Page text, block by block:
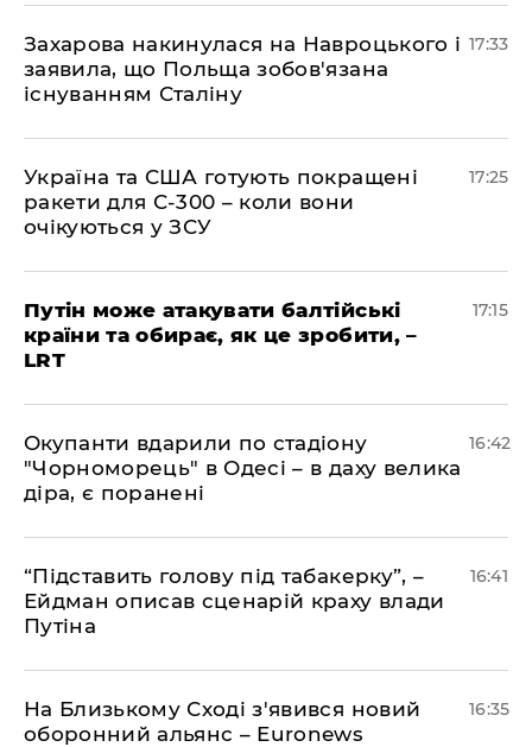
​Захарова накинулася на Навроцького і
заявила, що Польща зобов'язана
існуванням Сталіну
17:33
​Україна та США готують покращені
ракети для С-300 – коли вони
очікуються у ЗСУ
17:25
​Путін може атакувати балтійські
країни та обирає, як це зробити, –
LRT
17:15
​Окупанти вдарили по стадіону
"Чорноморець" в Одесі – в даху велика
діра, є поранені
16:42
​“Підставить голову під табакерку”, –
Ейдман описав сценарій краху влади
Путіна
16:41
На Близькому Сході з'явився новий
оборонний альянс – Euronews
16:35